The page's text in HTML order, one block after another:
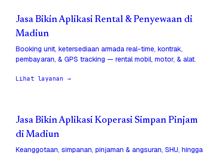
Jasa Bikin Aplikasi Rental & Penyewaan di
Madiun
Booking unit, ketersediaan armada real-time, kontrak,
pembayaran, & GPS tracking — rental mobil, motor, & alat.
Lihat layanan →
Jasa Bikin Aplikasi Koperasi Simpan Pinjam
di Madiun
Keanggotaan, simpanan, pinjaman & angsuran, SHU, hingga